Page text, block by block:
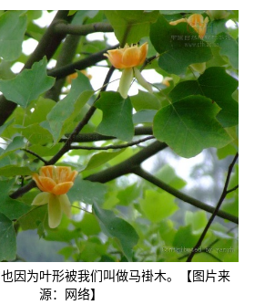
因为叶形被我们叫做马褂木。【图片来
源：网络】